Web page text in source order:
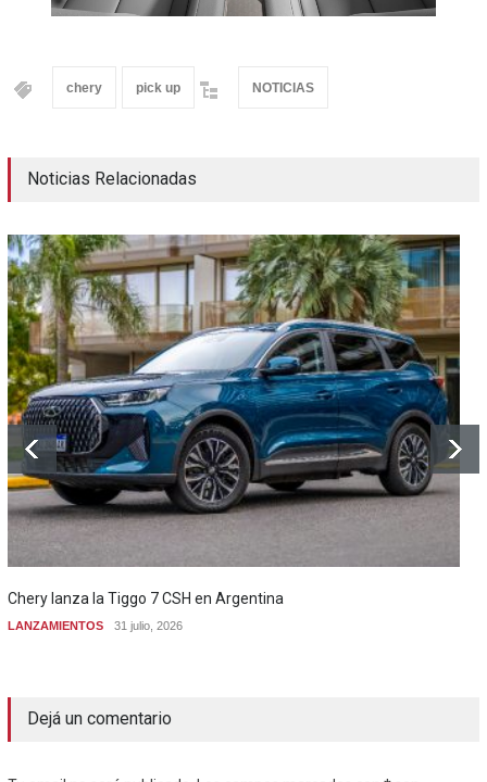
chery pick up NOTICIAS
Noticias Relacionadas
Chery lanza la Tiggo 7 CSH en Argentina
LANZAMIENTOS 31 julio, 2026
Dejá un comentario